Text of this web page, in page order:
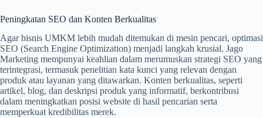
Peningkatan SEO dan Konten Berkualitas
Agar bisnis UMKM lebih mudah ditemukan di mesin pencari, optimasi
SEO (Search Engine Optimization) menjadi langkah krusial. Jago
Marketing mempunyai keahlian dalam merumuskan strategi SEO yang
terintegrasi, termasuk penelitian kata kunci yang relevan dengan
produk atau layanan yang ditawarkan. Konten berkualitas, seperti
artikel, blog, dan deskripsi produk yang informatif, berkontribusi
dalam meningkatkan posisi website di hasil pencarian serta
memperkuat kredibilitas merek.